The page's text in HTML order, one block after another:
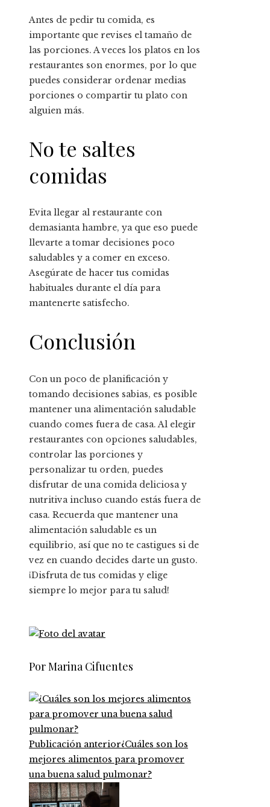
Antes de pedir tu comida, es
importante que revises el tamaño de
las porciones. A veces los platos en los
restaurantes son enormes, por lo que
puedes considerar ordenar medias
porciones o compartir tu plato con
alguien más.
No te saltes
comidas
Evita llegar al restaurante con
demasianta hambre, ya que eso puede
llevarte a tomar decisiones poco
saludables y a comer en exceso.
Asegúrate de hacer tus comidas
habituales durante el día para
mantenerte satisfecho.
Conclusión
Con un poco de planificación y
tomando decisiones sabias, es posible
mantener una alimentación saludable
cuando comes fuera de casa. Al elegir
restaurantes con opciones saludables,
controlar las porciones y
personalizar tu orden, puedes
disfrutar de una comida deliciosa y
nutritiva incluso cuando estás fuera de
casa. Recuerda que mantener una
alimentación saludable es un
equilibrio, así que no te castigues si de
vez en cuando decides darte un gusto.
¡Disfruta de tus comidas y elige
siempre lo mejor para tu salud!
Por Marina Cifuentes
Publicación anterior¿Cuáles son los
mejores alimentos para promover
una buena salud pulmonar?